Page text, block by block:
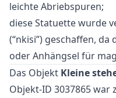
leichte Abriebspuren;
diese Statuette wurde
(“nkisi”) geschaffen,
oder Anhängsel für
Das Objekt Kleine
Objekt-ID 3037865 war